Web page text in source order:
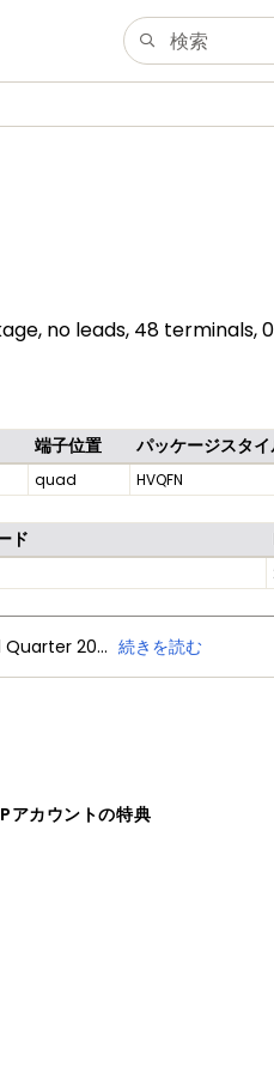
no leads, 48 terminals,
端子位置 パッケージスタ
quad HVQFN
ド
NXP Semiconductors Announces Conference Call to Review Second Quarter 2026 Financial Results 続きを読む
アカウントの特典